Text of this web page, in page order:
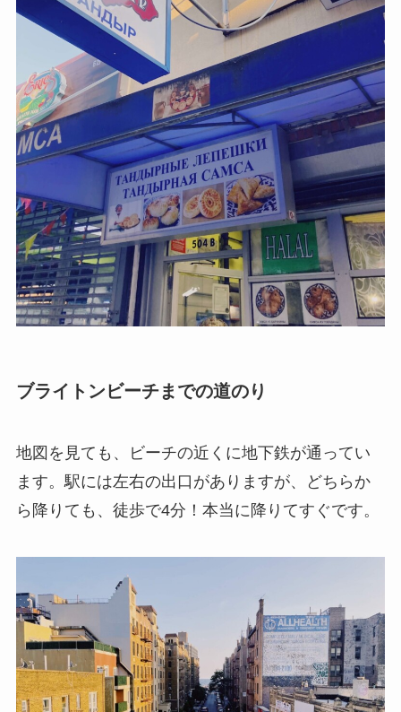
ブライトンビーチまでの道のり
地図を見ても、ビーチの近くに地下鉄が通ってい
ます。駅には左右の出口がありますが、どちらか
ら降りても、徒歩で4分！本当に降りてすぐです。